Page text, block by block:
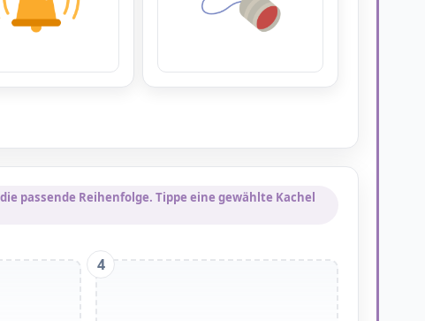
passende Reihenfolge. Tippe eine gewählte Kachel
4